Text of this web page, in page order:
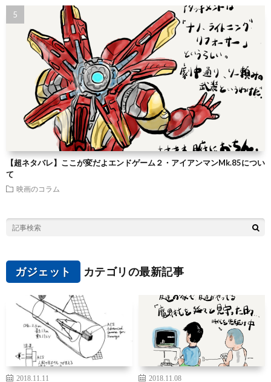
【超ネタバレ】ここが変だよエンドゲーム２・アイアンマンMk.85につい
て
映画のコラム
ガジェット カテゴリの最新記事
2018.11.11
2018.11.08